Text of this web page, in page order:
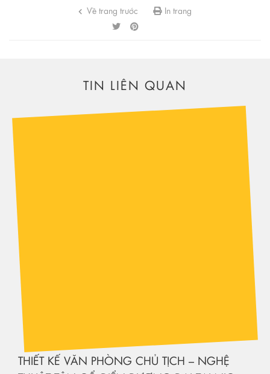
Về trang trước In trang
TIN LIÊN QUAN
THIẾT KẾ VĂN PHÒNG CHỦ TỊCH – NGHỆ
THUẬT TÂN CỔ ĐIỂN ĐƯƠNG ĐẠI TẠI NIC
GROUP – CÁCH PROCE MÀI GIŨA CHẤT LIỆU
KIẾN TẠO KHÔNG GIAN HẠNG SANG
07 -07 -2026